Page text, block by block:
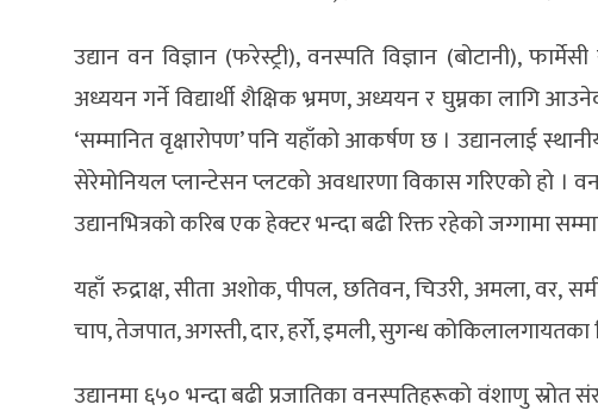
उद्यान वन विज्ञान (फरेस्ट्री), वनस्पति विज्ञान (बोटानी),
अध्ययन गर्ने विद्यार्थी शैक्षिक भ्रमण, अध्ययन र घुम्नका लागि
‘सम्मानित वृक्षारोपण’ पनि यहाँको आकर्षण छ । उद्यानलाई
सेरेमोनियल प्लान्टेसन प्लटको अवधारणा विकास गरिएको हो ।
उद्यानभित्रको करिब एक हेक्टर भन्दा बढी रिक्त रहेको जग्गामा
यहाँ रुद्राक्ष, सीता अशोक, पीपल, छतिवन, चिउरी, अमला, वर,
चाप, तेजपात, अगस्ती, दार, हर्रो, इमली, सुगन्ध कोकिलालगायतका
उद्यानमा ६५० भन्दा बढी प्रजातिका वनस्पतिहरूको वंशाणु स्रोत